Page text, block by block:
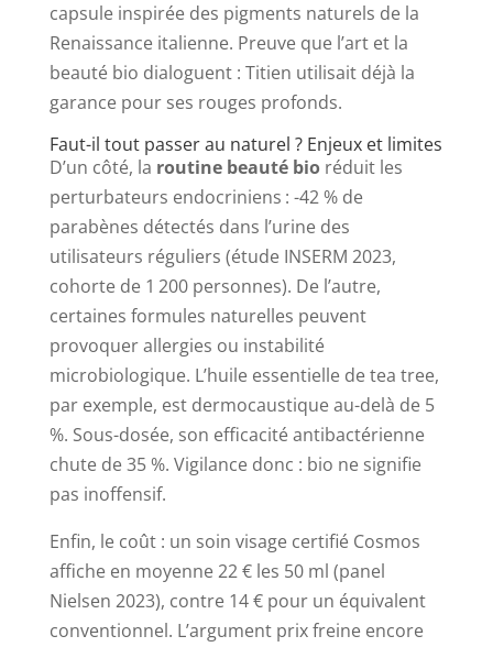
capsule inspirée des pigments naturels de la
Renaissance italienne. Preuve que l’art et la
beauté bio dialoguent : Titien utilisait déjà la
garance pour ses rouges profonds.
Faut-il tout passer au naturel ? Enjeux et limites
D’un côté, la routine beauté bioréduit les
perturbateurs endocriniens : -42 % de
parabènes détectés dans l’urine des
utilisateurs réguliers (étude INSERM 2023,
cohorte de 1 200 personnes). De l’autre,
certaines formules naturelles peuvent
provoquer allergies ou instabilité
microbiologique. L’huile essentielle de tea tree,
par exemple, est dermocaustique au-delà de 5
%. Sous-dosée, son efficacité antibactérienne
chute de 35 %. Vigilance donc : bio ne signifie
pas inoffensif.
Enfin, le coût : un soin visage certifié Cosmos
affiche en moyenne 22 € les 50 ml (panel
Nielsen 2023), contre 14 € pour un équivalent
conventionnel. L’argument prix freine encore